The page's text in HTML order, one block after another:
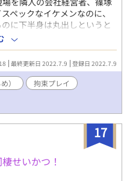
ペックなイケメンなのに、
に下半身は丸出しというと
っちな指南を受けることに
最終更新日 2022.7.9 登録日 2022.7.9
）
拘束プレイ
17
せいかつ！